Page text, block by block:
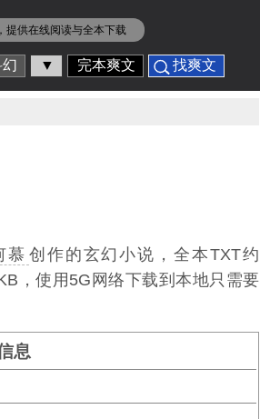
，提供在线阅读与全本下载
▼ 完本爽文 找爽文
慕 创作的玄幻小说，全本TXT约
，使用5G网络下载到本地只需要
息